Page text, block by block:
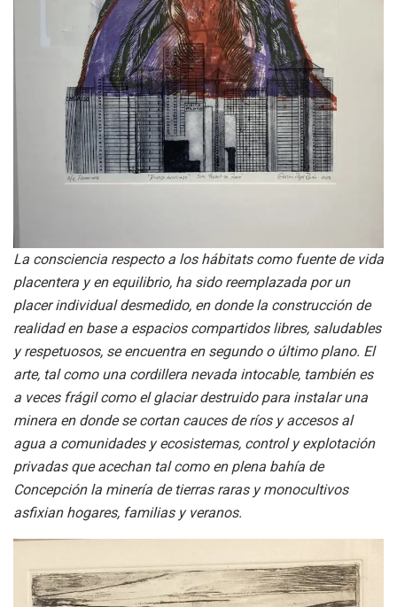
La consciencia respecto a los hábitats como fuente de vida
placentera y en equilibrio, ha sido reemplazada por un
placer individual desmedido, en donde la construcción de
realidad en base a espacios compartidos libres, saludables
y respetuosos, se encuentra en segundo o último plano. El
arte, tal como una cordillera nevada intocable, también es
a veces frágil como el glaciar destruido para instalar una
minera en donde se cortan cauces de ríos y accesos al
agua a comunidades y ecosistemas, control y explotación
privadas que acechan tal como en plena bahía de
Concepción la minería de tierras raras y monocultivos
asfixian hogares, familias y veranos.